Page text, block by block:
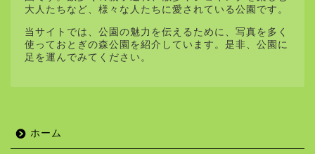
大人たちなど、様々な人たちに愛されている公園です。
当サイトでは、公園の魅力を伝えるために、写真を多く
使っておとぎの森公園を紹介しています。是非、公園に
足を運んでみてください。
ホーム